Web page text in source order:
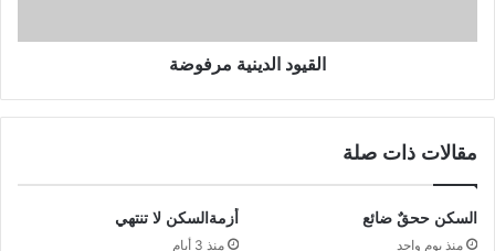
القيود الدينية مرفوضة
مقالات ذات صلة
السكن ححقٌ ضائع
منذ يوم واحد
أزمةالسكن لا تنتهي
منذ 3 أيام